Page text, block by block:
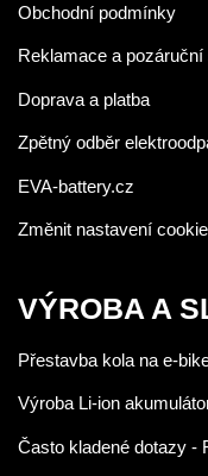
Obchodní podmínky
Reklamace a pozáruční
Doprava a platba
Zpětný odběr
EVA-battery.cz
Změnit nastavení
VÝROBA A
Přestavba kola na e-
Výroba Li-ion
Často kladené dotazy -